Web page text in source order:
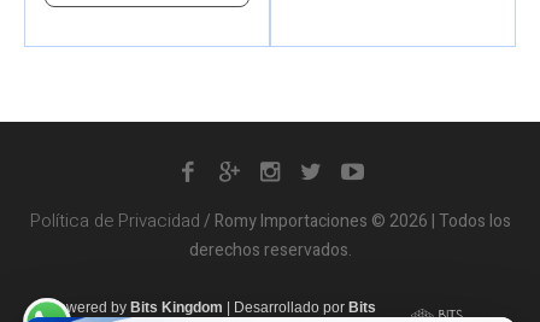
Política de Privacidad/ Romy Importaciones © 2026 | Todos los
derechos reservados.
Powered by Bits Kingdom | Desarrollado por Bits